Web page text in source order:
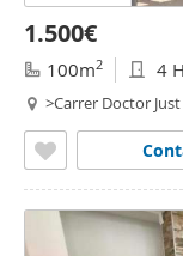
1.500€
100m2 4
>Carrer Doctor